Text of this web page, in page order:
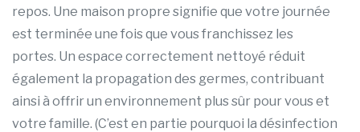
repos. Une maison propre signifie que votre journée
est terminée une fois que vous franchissez les
portes. Un espace correctement nettoyé réduit
également la propagation des germes, contribuant
ainsi à offrir un environnement plus sûr pour vous et
votre famille. (C’est en partie pourquoi la désinfection